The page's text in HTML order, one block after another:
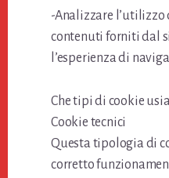
-Analizzare l’utilizzo
contenuti forniti dal
l’esperienza di
Che tipi di cookie
Cookie tecnici
Questa tipologia di
corretto